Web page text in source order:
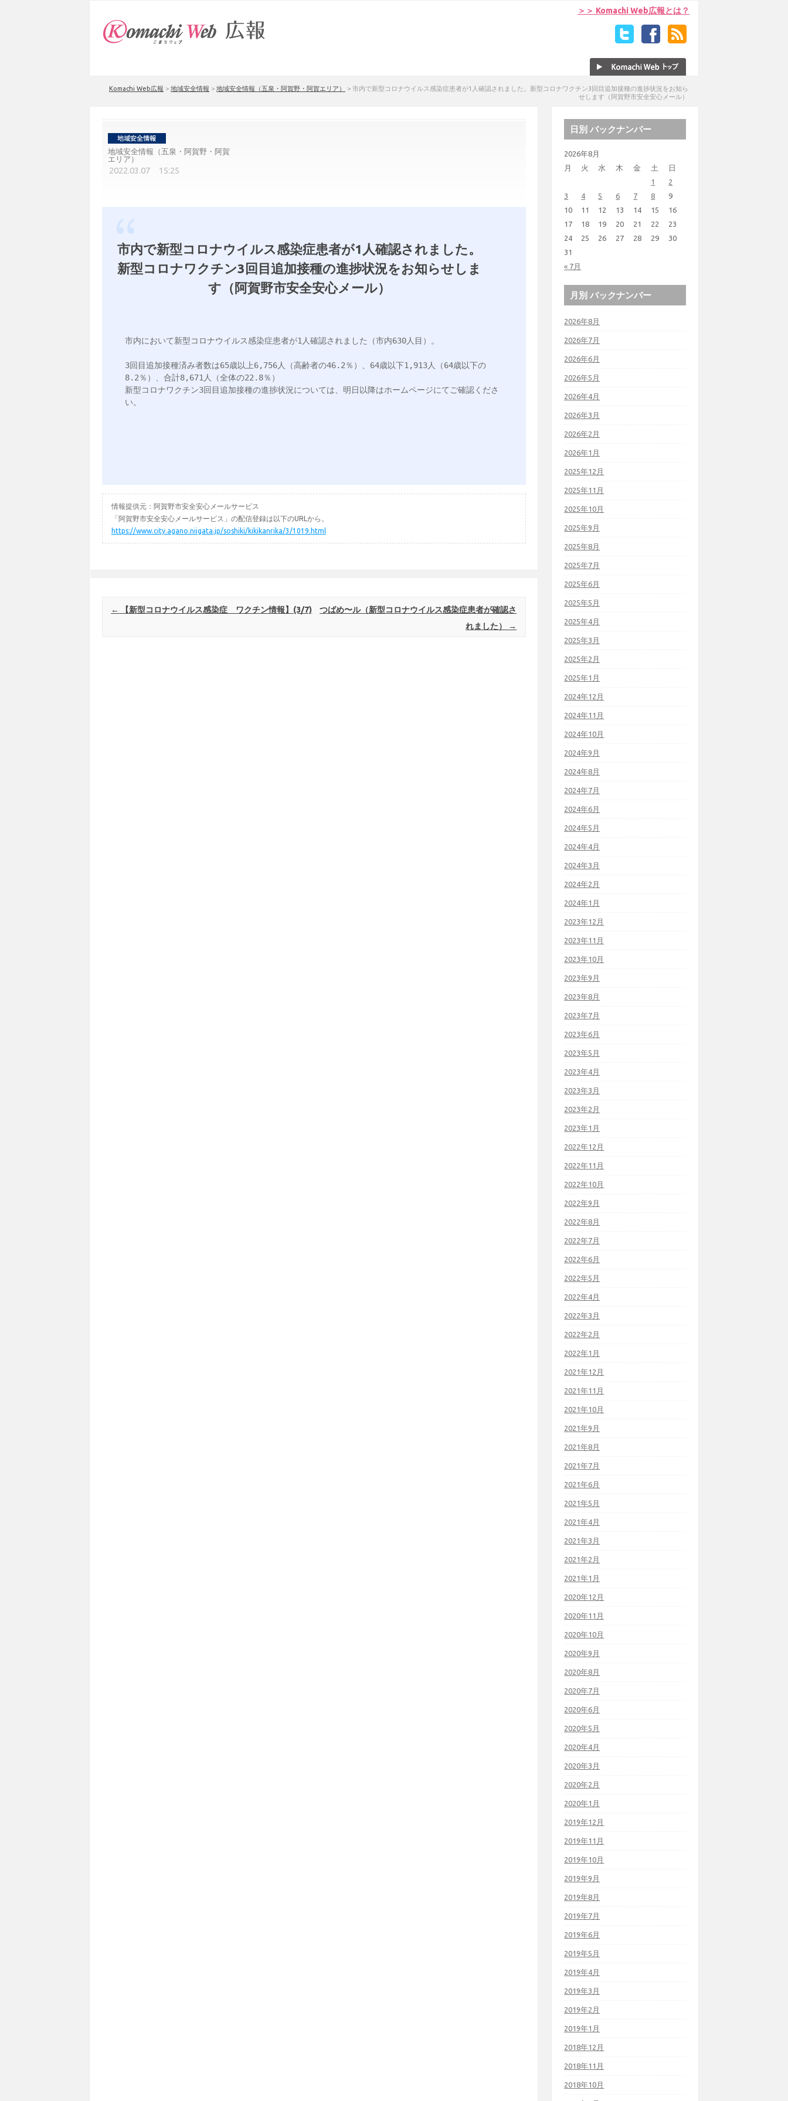
＞＞ Komachi Web広報とは？
Komachi Web広報 > 地域安全情報 > 地域安全情報（五泉・阿賀野・阿賀エリア） > 市内で新型コロナウイルス感染症患者が1人確認されました。新型コロナワクチン3回目追加接種の進捗状況をお知ら
せします（阿賀野市安全安心メール）
地域安全情報（五泉・阿賀野・阿賀
エリア）
2022.03.07 15:25
市内で新型コロナウイルス感染症患者が1人確認されました。
新型コロナワクチン3回目追加接種の進捗状況をお知らせしま
す（阿賀野市安全安心メール）
市内において新型コロナウイルス感染症患者が1人確認されました（市内630人目）。
3回目追加接種済み者数は65歳以上6,756人（高齢者の46.2％）、64歳以下1,913人（64歳以下の
8.2％）、合計8,671人（全体の22.8％）
新型コロナワクチン3回目追加接種の進捗状況については、明日以降はホームページにてご確認くださ
い。
情報提供元：阿賀野市安全安心メールサービス
「阿賀野市安全安心メールサービス」の配信登録は以下のURLから。
https://www.city.agano.niigata.jp/soshiki/kikikanrika/3/1019.html
Post navigation
← 【新型コロナウイルス感染症 ワクチン情報】(3/7)
つばめ〜ル（新型コロナウイルス感染症患者が確認さ
れました）
→
日別 バックナンバー
2026年8月
月
火 水 木 金 土 日
« 7月
1
2
3
4 5 6 7 8
9
10
11 12 13 14 15
16
17
18 19 20 21 22
23
24
25 26 27 28 29
30
31
月別 バックナンバー
2026年8月
2026年7月
2026年6月
2026年5月
2026年4月
2026年3月
2026年2月
2026年1月
2025年12月
2025年11月
2025年10月
2025年9月
2025年8月
2025年7月
2025年6月
2025年5月
2025年4月
2025年3月
2025年2月
2025年1月
2024年12月
2024年11月
2024年10月
2024年9月
2024年8月
2024年7月
2024年6月
2024年5月
2024年4月
2024年3月
2024年2月
2024年1月
2023年12月
2023年11月
2023年10月
2023年9月
2023年8月
2023年7月
2023年6月
2023年5月
2023年4月
2023年3月
2023年2月
2023年1月
2022年12月
2022年11月
2022年10月
2022年9月
2022年8月
2022年7月
2022年6月
2022年5月
2022年4月
2022年3月
2022年2月
2022年1月
2021年12月
2021年11月
2021年10月
2021年9月
2021年8月
2021年7月
2021年6月
2021年5月
2021年4月
2021年3月
2021年2月
2021年1月
2020年12月
2020年11月
2020年10月
2020年9月
2020年8月
2020年7月
2020年6月
2020年5月
2020年4月
2020年3月
2020年2月
2020年1月
2019年12月
2019年11月
2019年10月
2019年9月
2019年8月
2019年7月
2019年6月
2019年5月
2019年4月
2019年3月
2019年2月
2019年1月
2018年12月
2018年11月
2018年10月